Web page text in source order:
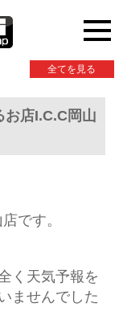
全てを見る
お店I.C.C岡山
です。
く天気予報を
ませんでした